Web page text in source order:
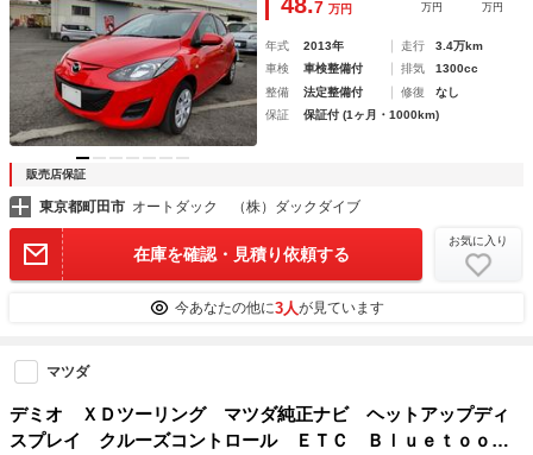
7 万円 万円 万円
年式 2013年 走行
3.4万km
車検
車検整備付 排気
1300cc
整備
法定整備付 修復
なし
保証
保証付 (1ヶ月・1000km)
販売店保証
東京都町田市 オートダック （株）ダックダイブ
在庫を確認・見積り依頼する
お気に入り
今あなたの他に3人が見ています
マツダ
デミオ ＸＤツーリング マツダ純正ナビ ヘットアップディ
スプレイ クルーズコントロール ＥＴＣ Ｂｌｕｅｔｏｏｔ